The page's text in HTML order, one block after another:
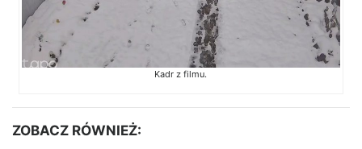
Kadr z filmu.
ZOBACZ RÓWNIEŻ: